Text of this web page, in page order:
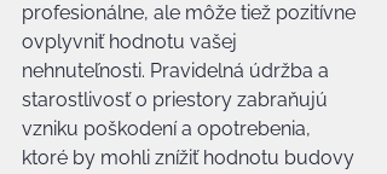
profesionálne, ale môže tiež pozitívne
ovplyvniť hodnotu vašej
nehnuteľnosti. Pravidelná údržba a
starostlivosť o priestory zabraňujú
vzniku poškodení a opotrebenia,
ktoré by mohli znížiť hodnotu budovy